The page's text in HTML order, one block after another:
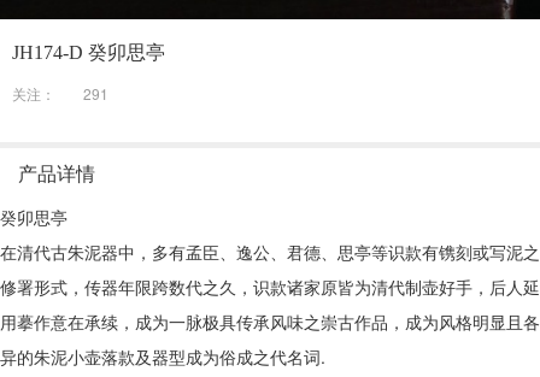
JH174-D 癸卯思亭
关注：
291
产品详情
癸卯思亭
在清代古朱泥器中，多有孟臣、逸公、君德、思亭等识款有镌刻或写泥之
修署形式，传器年限跨数代之久，识款诸家原皆为清代制壶好手，后人延
用摹作意在承续，成为一脉极具传承风味之崇古作品，成为风格明显且各
异的朱泥小壶落款及器型成为俗成之代名词.